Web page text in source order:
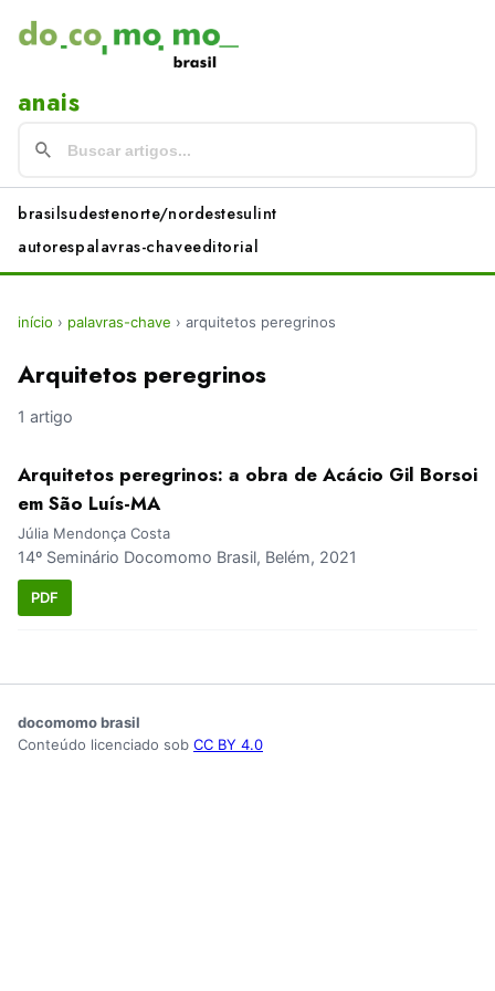
anais
brasilsudestenorte/nordestesulint
autorespalavras-chaveeditorial
início › palavras-chave › arquitetos peregrinos
Arquitetos peregrinos
1 artigo
Arquitetos peregrinos: a obra de Acácio Gil Borsoi
em São Luís-MA
Júlia Mendonça Costa
14º Seminário Docomomo Brasil, Belém, 2021
PDF
docomomo brasil
Conteúdo licenciado sob CC BY 4.0